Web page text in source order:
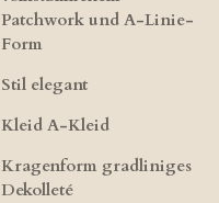
Patchwork und A-Linie-
Form
Stil elegant
Kleid A-Kleid
Kragenform gradliniges
Dekolleté